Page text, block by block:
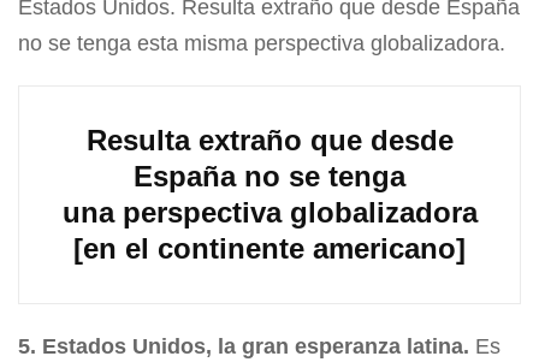
Estados Unidos. Resulta extraño que desde España
no se tenga esta misma perspectiva globalizadora.
Resulta extraño que desde
España no se tenga
una perspectiva globalizadora
[en el continente americano]
5. Estados Unidos, la gran esperanza latina. Es